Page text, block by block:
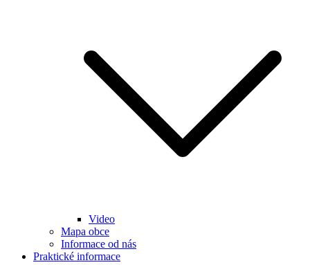
Video
Mapa obce
Informace od nás
Praktické informace